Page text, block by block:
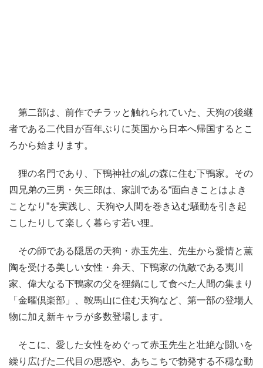
第二部は、前作でチラッと触れられていた、天狗の後継
者である二代目が百年ぶりに英国から日本へ帰国するとこ
ろから始まります。
狸の名門であり、下鴨神社の糺の森に住む下鴨家。その
四兄弟の三男・矢三郎は、家訓である“面白きことはよき
ことなり”を実践し、天狗や人間を巻き込む騒動を引き起
こしたりして楽しく暮らす若い狸。
その師である隠居の天狗・赤玉先生、先生から愛情と薫
陶を受ける美しい女性・弁天、下鴨家の仇敵である夷川
家、偉大なる下鴨家の父を狸鍋にして食べた人間の集まり
「金曜倶楽部」、鞍馬山に住む天狗など、第一部の登場人
物に加え新キャラが多数登場します。
そこに、愛した女性をめぐって赤玉先生と壮絶な闘いを
繰り広げた二代目の思惑や、あちこちで勃発する不穏な動